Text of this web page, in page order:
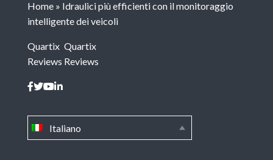
Italiano
Home » Idraulici più efficienti con il monitoraggio
intelligente dei veicoli
Quartix
Reviews
Quartix
Reviews